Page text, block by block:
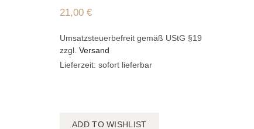
21,00 €
Umsatzsteuerbefreit gemäß UStG §19
zzgl. Versand
Lieferzeit: sofort lieferbar
ADD TO WISHLIST